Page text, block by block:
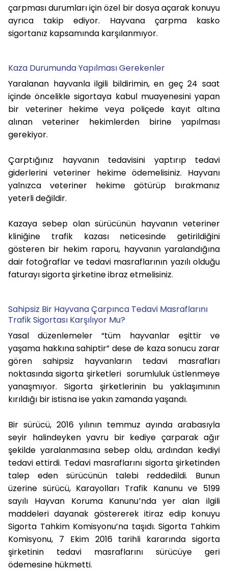
çarpması durumları için özel bir dosya açarak konuyu
ayrıca takip ediyor. Hayvana çarpma kasko
sigortanız kapsamında karşılanmıyor.
Kaza Durumunda Yapılması Gerekenler
Yaralanan hayvanla ilgili bildirimin, en geç 24 saat
içinde öncelikle sigortaya kabul muayenesini yapan
bir veteriner hekime veya poliçede kayıt altına
alınan veteriner hekimlerden birine yapılması
gerekiyor.
Çarptığınız hayvanın tedavisini yaptırıp tedavi
giderlerini veteriner hekime ödemelisiniz. Hayvanı
yalnızca veteriner hekime götürüp bırakmanız
yeterli değildir.
Kazaya sebep olan sürücünün hayvanın veteriner
kliniğine trafik kazası neticesinde getirildiğini
gösteren bir hekim raporu, hayvanın yaralandığına
dair fotoğraflar ve tedavi masraflarının yazılı olduğu
faturayı sigorta şirketine ibraz etmelisiniz.
Sahipsiz Bir Hayvana Çarpınca Tedavi Masraflarını
Trafik Sigortası Karşılıyor Mu?
Yasal düzenlemeler “tüm hayvanlar eşittir ve
yaşama hakkına sahiptir” dese de kaza sonucu zarar
gören sahipsiz hayvanların tedavi masrafları
noktasında sigorta şirketleri sorumluluk üstlenmeye
yanaşmıyor. Sigorta şirketlerinin bu yaklaşımının
kırıldığı bir istisna ise yakın zamanda yaşandı.
Bir sürücü, 2016 yılının temmuz ayında arabasıyla
seyir halindeyken yavru bir kediye çarparak ağır
şekilde yaralanmasına sebep oldu, ardından kediyi
tedavi ettirdi. Tedavi masraflarını sigorta şirketinden
talep eden sürücünün talebi reddedildi. Bunun
üzerine sürücü, Karayolları Trafik Kanunu ve 5199
sayılı Hayvan Koruma Kanunu’nda yer alan ilgili
maddeleri dayanak göstererek itiraz edip konuyu
Sigorta Tahkim Komisyonu’na taşıdı. Sigorta Tahkim
Komisyonu, 7 Ekim 2016 tarihli kararında sigorta
şirketinin tedavi masraflarını sürücüye geri
ödemesine hükmetti.